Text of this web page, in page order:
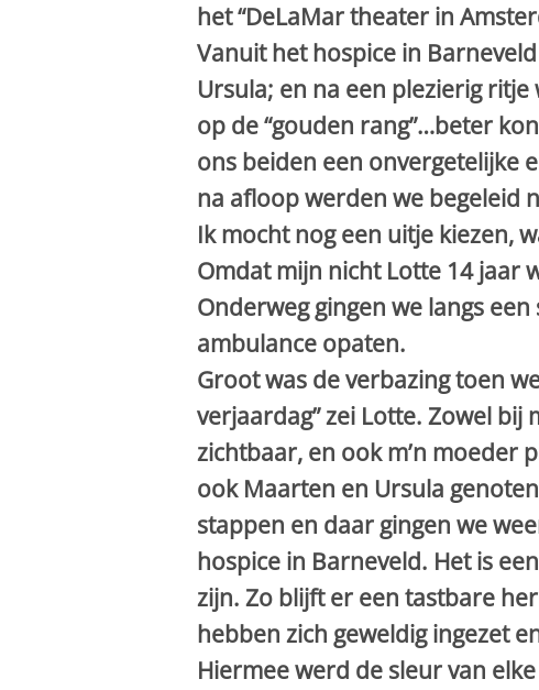
het “DeLaMar theater in
Vanuit het hospice in
Ursula; en na een plezierig
op de “gouden rang”…beter
ons beiden een onvergetelijke
na afloop werden we begeleid
Ik mocht nog een uitje kiezen,
Omdat mijn nicht Lotte 14 jaar
Onderweg gingen we langs
ambulance opaten.
Groot was de verbazing toen
verjaardag” zei Lotte. Zowel
zichtbaar, en ook m’n moeder
ook Maarten en Ursula
stappen en daar gingen we
hospice in Barneveld. Het is
zijn. Zo blijft er een tastbare
hebben zich geweldig ingezet
Hiermee werd de sleur van